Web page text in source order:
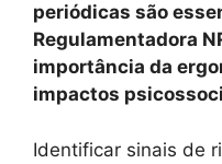
periódicas são
Regulamentadora
importância da
impactos
Identificar sinais de